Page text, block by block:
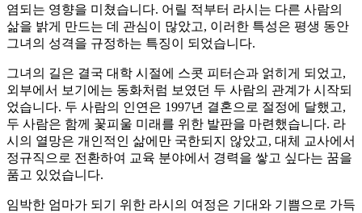
염되는 영향을 미쳤습니다. 어릴 적부터 라시는 다른 사람의
삶을 밝게 만드는 데 관심이 많았고, 이러한 특성은 평생 동안
그녀의 성격을 규정하는 특징이 되었습니다.
그녀의 길은 결국 대학 시절에 스콧 피터슨과 얽히게 되었고,
외부에서 보기에는 동화처럼 보였던 두 사람의 관계가 시작되
었습니다. 두 사람의 인연은 1997년 결혼으로 절정에 달했고,
두 사람은 함께 꽃피울 미래를 위한 발판을 마련했습니다. 라
시의 열망은 개인적인 삶에만 국한되지 않았고, 대체 교사에서
정규직으로 전환하여 교육 분야에서 경력을 쌓고 싶다는 꿈을
품고 있었습니다.
임박한 엄마가 되기 위한 라시의 여정은 기대와 기쁨으로 가득